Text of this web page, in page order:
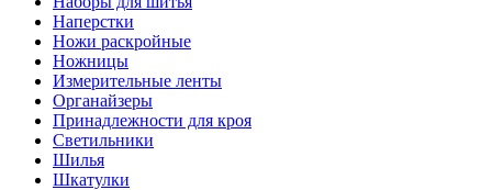
Наперстки
Ножи раскройные
Ножницы
Измерительные ленты
Органайзеры
Принадлежности для кроя
Светильники
Шилья
Шкатулки